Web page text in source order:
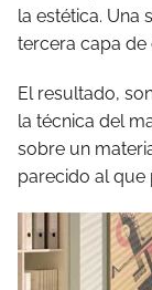
la estética. Una
tercera capa
El resultado,
la técnica del
sobre un
parecido al que